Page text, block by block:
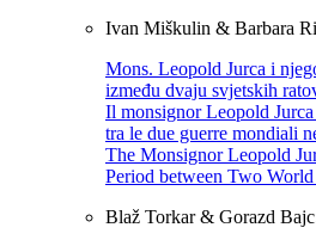
Ivan Miškulin & Barbara
Mons. Leopold Jurca i
između dvaju svjetskih
Il monsignor Leopold
tra le due guerre mondiali
The Monsignor Leopold
Period between Two
Blaž Torkar & Gorazd